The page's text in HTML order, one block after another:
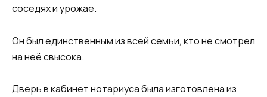
соседях и урожае.
Он был единственным из всей семьи, кто не смотрел
на неё свысока.
Дверь в кабинет нотариуса была изготовлена из